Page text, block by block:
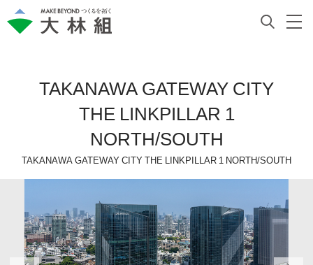
TAKANAWA GATEWAY CITY
THE LINKPILLAR 1
NORTH/SOUTH
TAKANAWA GATEWAY CITY THE LINKPILLAR 1 NORTH/SOUTH